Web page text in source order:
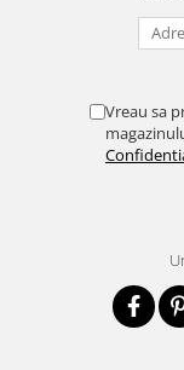
Vreau sa